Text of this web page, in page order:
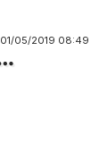
01/05/2019 08:49